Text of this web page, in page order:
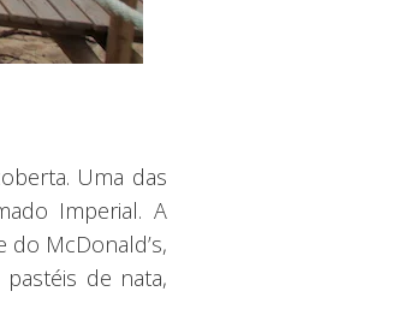
Uma das
Imperial. A
McDonald’s,
de nata,